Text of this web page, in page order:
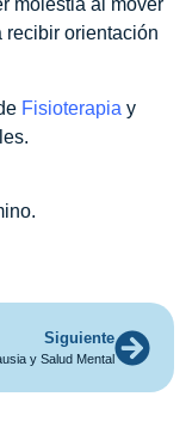
molestia al mover
recibir orientación
Fisioterapia y
Siguiente
y Salud Mental